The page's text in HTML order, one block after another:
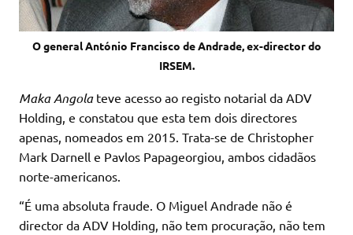
O general António Francisco de Andrade, ex-director do
IRSEM.
Maka Angolateve acesso ao registo notarial da ADV
Holding, e constatou que esta tem dois directores
apenas, nomeados em 2015. Trata-se de Christopher
Mark Darnell e Pavlos Papageorgiou, ambos cidadãos
norte-americanos.
“É uma absoluta fraude. O Miguel Andrade não é
director da ADV Holding, não tem procuração, não tem